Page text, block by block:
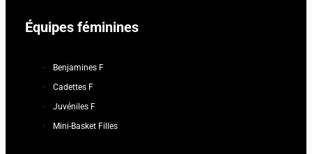
Équipes féminines
Benjamines F
Cadettes F
Juvéniles F
Mini-Basket Filles